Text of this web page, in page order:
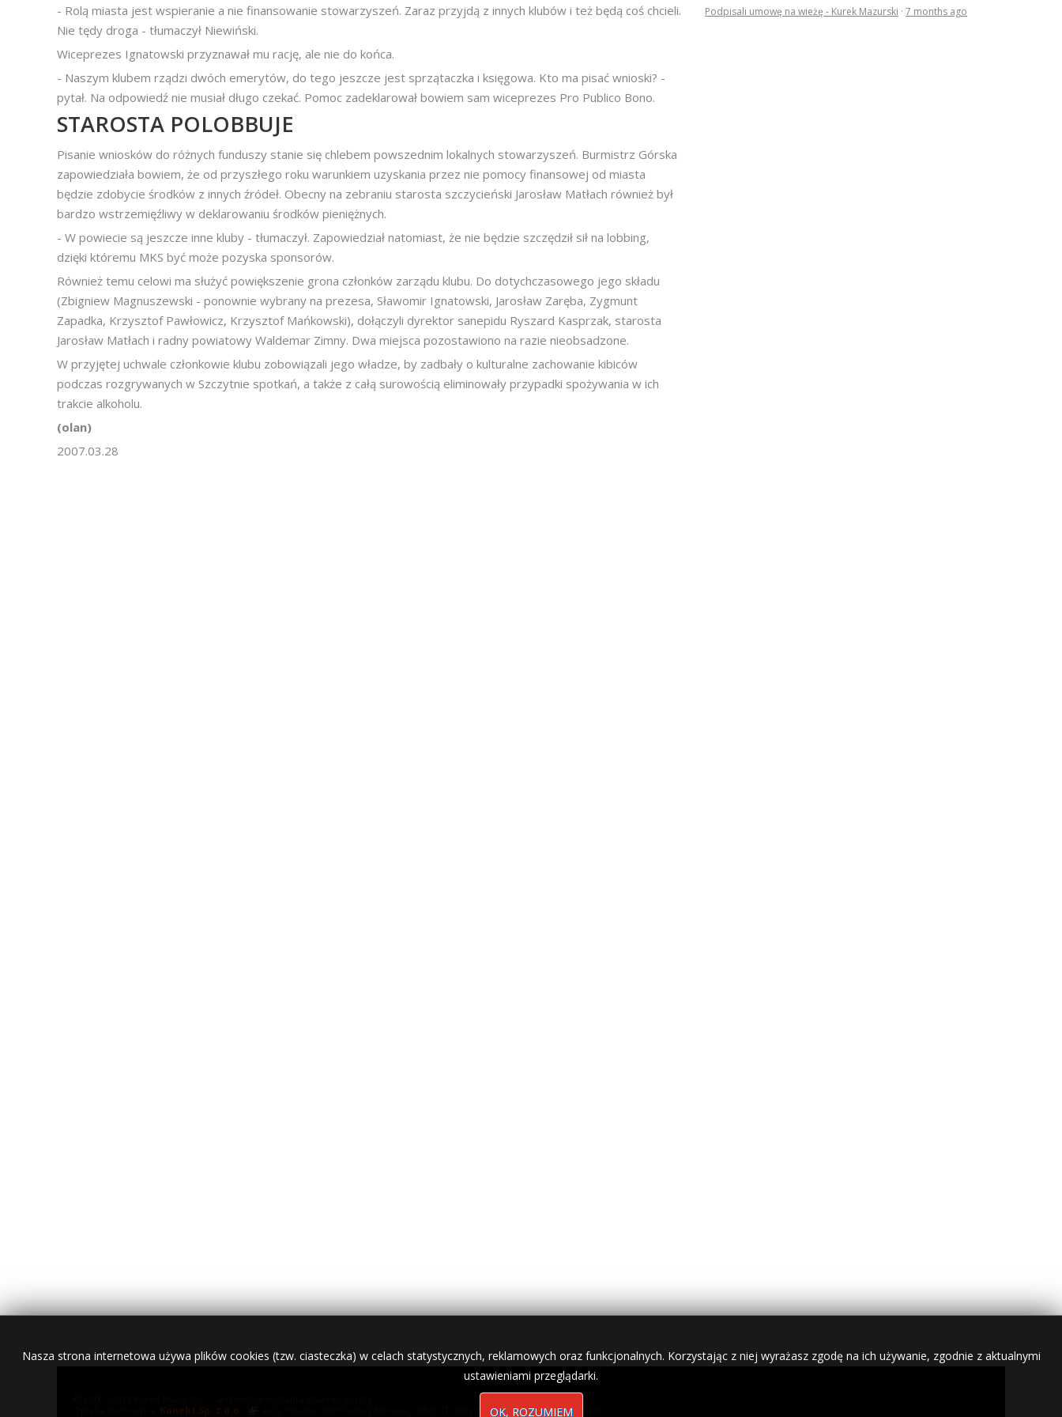
- Rolą miasta jest wspieranie a nie finansowanie stowarzyszeń. Zaraz przyjdą z innych klubów i też będą coś chcieli.
Nie tędy droga - tłumaczył Niewiński.
Wiceprezes Ignatowski przyznawał mu rację, ale nie do końca.
- Naszym klubem rządzi dwóch emerytów, do tego jeszcze jest sprzątaczka i księgowa. Kto ma pisać wnioski? -
pytał. Na odpowiedź nie musiał długo czekać. Pomoc zadeklarował bowiem sam wiceprezes Pro Publico Bono.
STAROSTA POLOBBUJE
Pisanie wniosków do różnych funduszy stanie się chlebem powszednim lokalnych stowarzyszeń. Burmistrz Górska
zapowiedziała bowiem, że od przyszłego roku warunkiem uzyskania przez nie pomocy finansowej od miasta
będzie zdobycie środków z innych źródeł. Obecny na zebraniu starosta szczycieński Jarosław Matłach również był
bardzo wstrzemięźliwy w deklarowaniu środków pieniężnych.
- W powiecie są jeszcze inne kluby - tłumaczył. Zapowiedział natomiast, że nie będzie szczędził sił na lobbing,
dzięki któremu MKS być może pozyska sponsorów.
Również temu celowi ma służyć powiększenie grona członków zarządu klubu. Do dotychczasowego jego składu
(Zbigniew Magnuszewski - ponownie wybrany na prezesa, Sławomir Ignatowski, Jarosław Zaręba, Zygmunt
Zapadka, Krzysztof Pawłowicz, Krzysztof Mańkowski), dołączyli dyrektor sanepidu Ryszard Kasprzak, starosta
Jarosław Matłach i radny powiatowy Waldemar Zimny. Dwa miejsca pozostawiono na razie nieobsadzone.
W przyjętej uchwale członkowie klubu zobowiązali jego władze, by zadbały o kulturalne zachowanie kibiców
podczas rozgrywanych w Szczytnie spotkań, a także z całą surowością eliminowały przypadki spożywania w ich
trakcie alkoholu.
(olan)
2007.03.28
Podpisali umowę na wieżę - Kurek Mazurski · 7 months ago
Nasza strona internetowa używa plików cookies (tzw. ciasteczka) w celach statystycznych, reklamowych oraz funkcjonalnych. Korzystając z niej wyrażasz zgodę na ich używanie, zgodnie z aktualnymi
ustawieniami przeglądarki.
OK, ROZUMIEM
Konekt Sp. z o.o. - kasy fiskalne, terminale płatnicze, usługi IT, wizytówki w lokalnych domenach